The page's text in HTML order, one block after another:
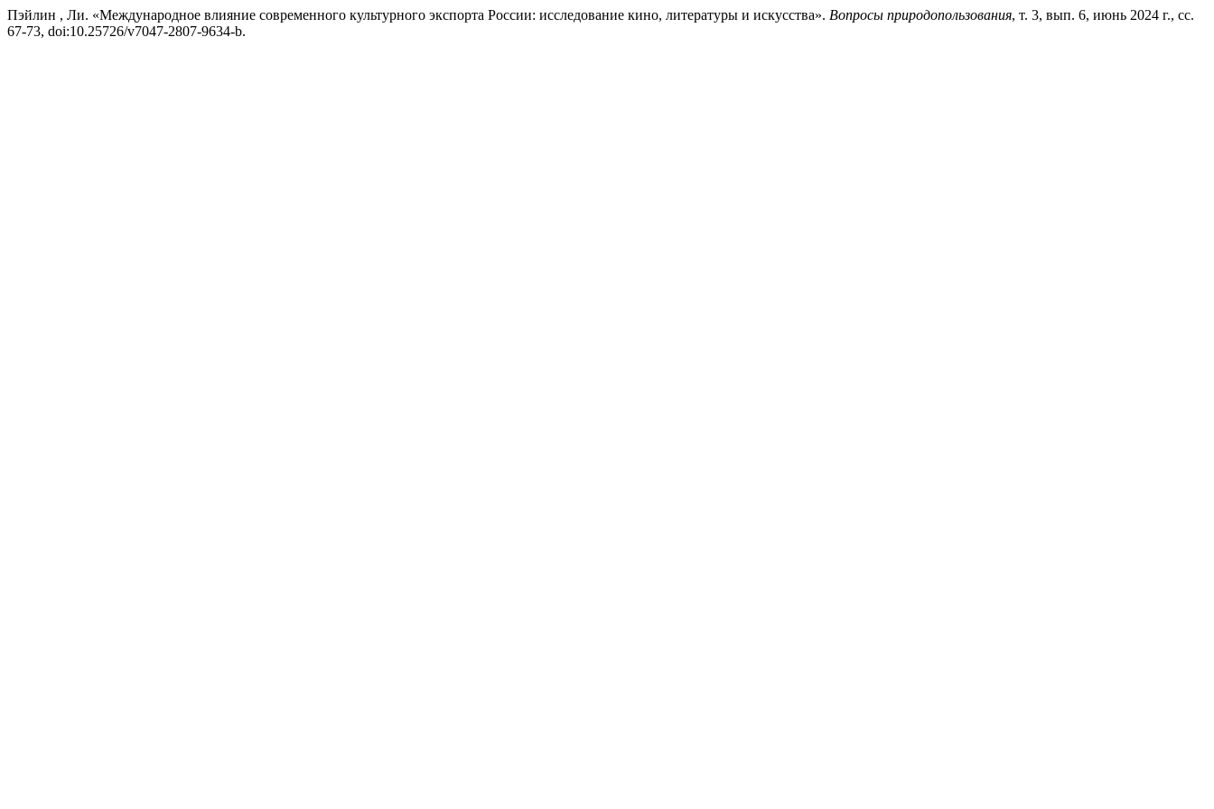
Пэйлин , Ли. «Международное влияние современного культурного экспорта России: исследование кино, литературы и искусства». Вопросы природопользования, т. 3, вып. 6, июнь 2024 г., сс.
67-73, doi:10.25726/v7047-2807-9634-b.